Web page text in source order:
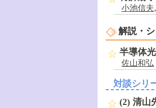
小池信夫,
解説・
半導体
佐山和弘
対談シリ
(2) 清山